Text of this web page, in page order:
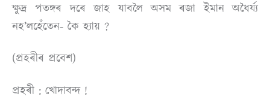
ক্ষুদ্র পতঙ্গৰ দৰে জাহ যাবলৈ অসম ৰজা ইমান অধৈৰ্য্য
নহ’লহেঁতেন- কৈ হ্যায় ?
(প্ৰহৰীৰ প্রবেশ)
প্ৰহৰী : খােদাবন্দ !